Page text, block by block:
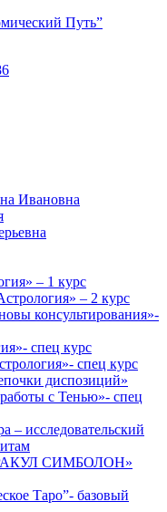
Путь”
Ивановна
– 1 курс
– 2 курс
консультирования»-
спец курс
спец курс
диспозиций»
с Тенью»- спец
– исследовательский
СИМБОЛОН»
Таро”- базовый